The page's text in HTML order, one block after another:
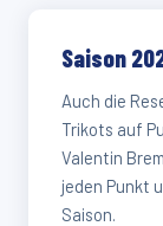
Saison
Auch die
Trikots auf
Valentin
jeden Punkt
Saison.